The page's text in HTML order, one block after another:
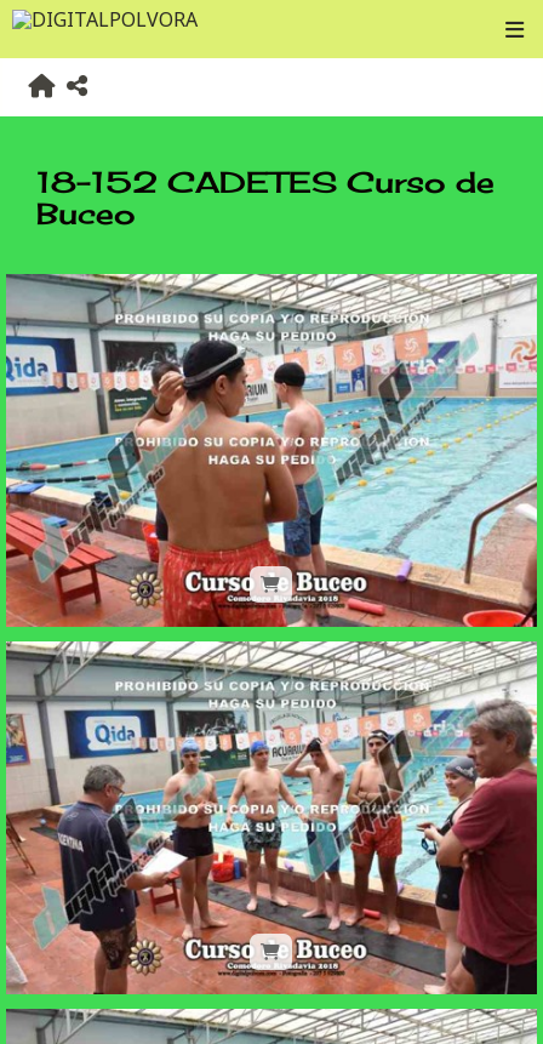
18-152 CADETES Curso de
Buceo